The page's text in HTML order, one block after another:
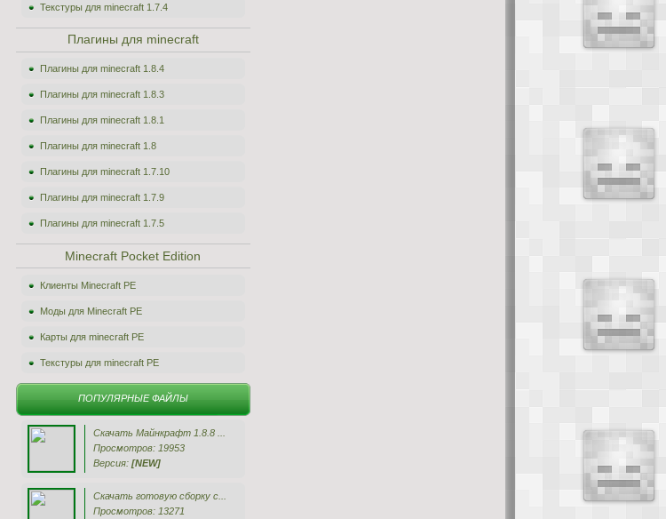
Текстуры для minecraft 1.7.4
Плагины для minecraft
Плагины для minecraft 1.8.4
Плагины для minecraft 1.8.3
Плагины для minecraft 1.8.1
Плагины для minecraft 1.8
Плагины для minecraft 1.7.10
Плагины для minecraft 1.7.9
Плагины для minecraft 1.7.5
Minecraft Pocket Edition
Клиенты Minecraft PE
Моды для Minecraft PE
Карты для minecraft PE
Текстуры для minecraft PE
ПОПУЛЯРНЫЕ ФАЙЛЫ
Скачать Майнкрафт 1.8.8 ...
Просмотров: 19953
Версия: [NEW]
Скачать готовую сборку с...
Просмотров: 13271